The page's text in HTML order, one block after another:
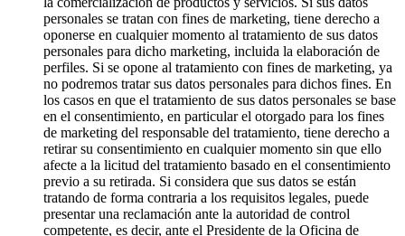
personales se tratan con fines de marketing, tiene derecho a
oponerse en cualquier momento al tratamiento de sus datos
personales para dicho marketing, incluida la elaboración de
perfiles. Si se opone al tratamiento con fines de marketing, ya
no podremos tratar sus datos personales para dichos fines. En
los casos en que el tratamiento de sus datos personales se base
en el consentimiento, en particular el otorgado para los fines
de marketing del responsable del tratamiento, tiene derecho a
retirar su consentimiento en cualquier momento sin que ello
afecte a la licitud del tratamiento basado en el consentimiento
previo a su retirada. Si considera que sus datos se están
tratando de forma contraria a los requisitos legales, puede
presentar una reclamación ante la autoridad de control
competente, es decir, ante el Presidente de la Oficina de